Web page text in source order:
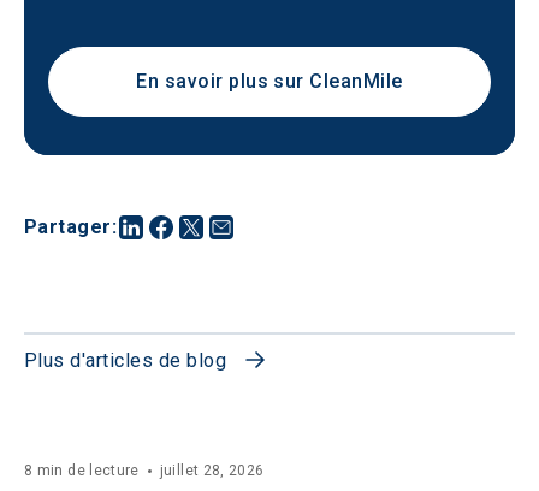
Partager:
En savoir plus sur CleanMile
Plus d'articles de blog
8 min de lecture juillet 28, 2026